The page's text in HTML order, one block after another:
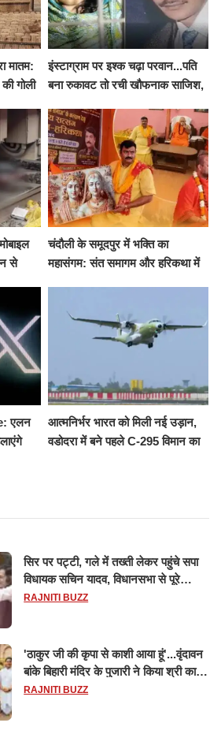
मातम:
गोली
इंस्टाग्राम पर इश्क चढ़ा परवान...पति
बना रुकावट तो रची खौफनाक साजिश,
के घाट
से
चंदौली के समूदपुर में भक्ति का
महासंगम: संत समागम और हरिकथा में
एलन
आत्मनिर्भर भारत को मिली नई उड़ान,
वडोदरा में बने पहले C-295 विमान का
सिर पर पट्टी, गले में तख्ती लेकर पहुंचे सपा
विधायक सचिन यादव, विधानसभा से पूरे
मानसून सत्र के लिए किया गया निलंबित
RAJNITI BUZZ
'ठाकुर जी की कृपा से काशी आया हूं'...वृंदावन
बांके बिहारी मंदिर के पुजारी ने किया श्री काशी
विश्वनाथ का जलाभिषेक
RAJNITI BUZZ